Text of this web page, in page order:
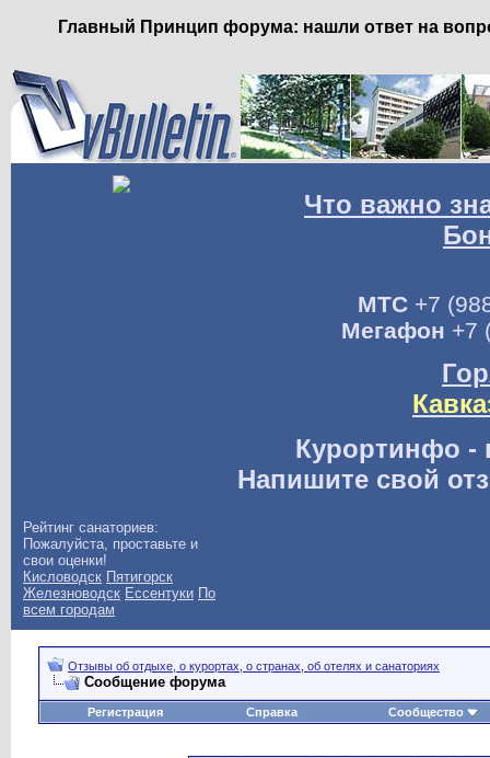
Главный Принцип форума: нашли ответ на
Что важно
МТС+7
Мегафон +7
Курортинфо -
Напишите свой
Рейтинг санаториев:
Пожалуйста, проставьте и
свои оценки!
Кисловодск Пятигорск
Железноводск Ессентуки По
всем городам
Отзывы об отдыхе, о курортах, о странах, об отелях и санаториях
Сообщение форума
Регистрация Справка Сообщество